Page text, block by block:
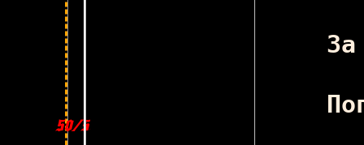
50/50